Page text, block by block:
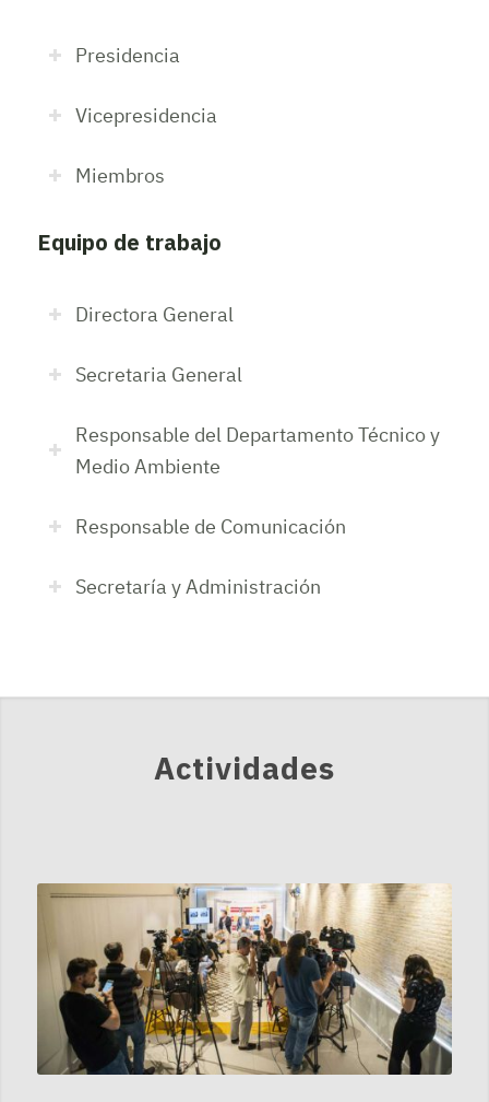
Presidencia
Vicepresidencia
Miembros
Equipo de trabajo
Directora General
Secretaria General
Responsable del Departamento Técnico y
Medio Ambiente
Responsable de Comunicación
Secretaría y Administración
Actividades